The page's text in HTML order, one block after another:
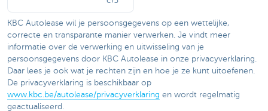
KBC Autolease wil je persoonsgegevens op een wettelijke,
correcte en transparante manier verwerken. Je vindt meer
informatie over de verwerking en uitwisseling van je
persoonsgegevens door KBC Autolease in onze privacyverklaring.
Daar lees je ook wat je rechten zijn en hoe je ze kunt uitoefenen.
De privacyverklaring is beschikbaar op
www.kbc.be/autolease/privacyverklaring en wordt regelmatig
geactualiseerd.